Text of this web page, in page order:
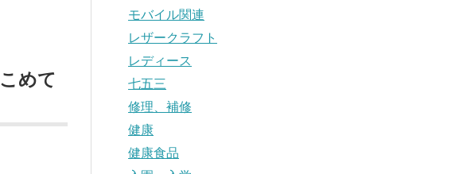
めて
モバイル関連
レザークラフト
レディース
七五三
修理、補修
健康
健康食品